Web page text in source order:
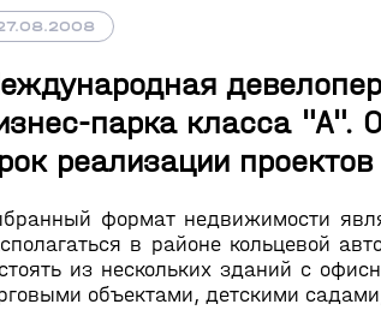
парка класса "А".
реализации
формат недвижимости
в районе кольцевой
из нескольких зданий с
объектами, детскими